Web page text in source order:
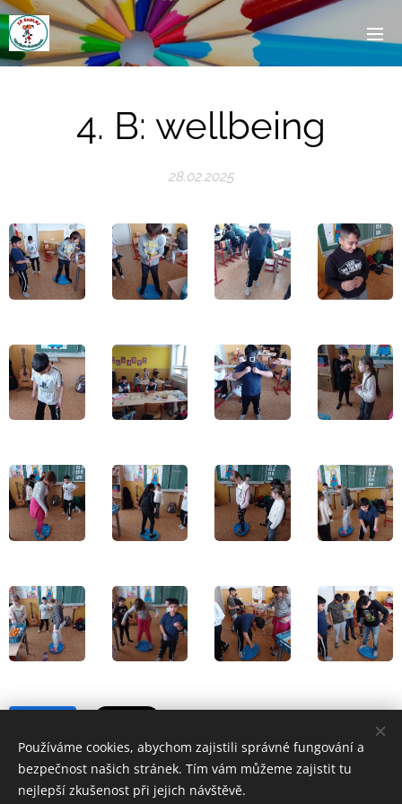
4. B: wellbeing
28.02.2025
Používáme cookies, abychom zajistili správné fungování a
bezpečnost našich stránek. Tím vám můžeme zajistit tu
nejlepší zkušenost při jejich návštěvě.